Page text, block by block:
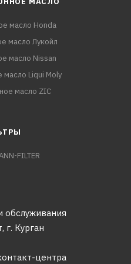
масло Honda
масло Лукойл
масло Nissan
масло Liqui Moly
масло ZIC
FILTER
обслуживания
г. Курган
центра